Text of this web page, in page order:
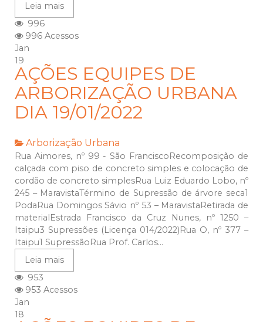
Leia mais
996
996 Acessos
Jan
19
AÇÕES EQUIPES DE
ARBORIZAÇÃO URBANA
DIA 19/01/2022
Arborização Urbana
Rua Aimores, nº 99 - São FranciscoRecomposição de
calçada com piso de concreto simples e colocação de
cordão de concreto simplesRua Luiz Eduardo Lobo, nº
245 – MaravistaTérmino de Supressão de árvore seca1
PodaRua Domingos Sávio nº 53 – MaravistaRetirada de
materialEstrada Francisco da Cruz Nunes, nº 1250 –
Itaipu3 Supressões (Licença 014/2022)Rua O, nº 377 –
Itaipu1 SupressãoRua Prof. Carlos...
Leia mais
953
953 Acessos
Jan
18